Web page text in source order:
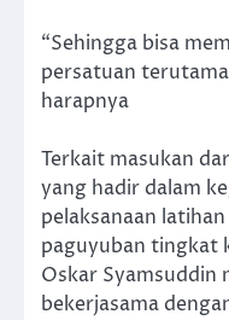
“Sehingga bisa
persatuan
harapnya
Terkait masukan
yang hadir dalam
pelaksanaan
paguyuban tingkat
Oskar Syamsuddin
bekerjasama